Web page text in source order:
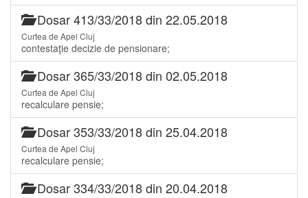
Dosar 413/33/2018 din 22.05.2018
Curtea de Apel Cluj
contestaţie decizie de pensionare;
Dosar 365/33/2018 din 02.05.2018
Curtea de Apel Cluj
recalculare pensie;
Dosar 353/33/2018 din 25.04.2018
Curtea de Apel Cluj
recalculare pensie;
Dosar 334/33/2018 din 20.04.2018